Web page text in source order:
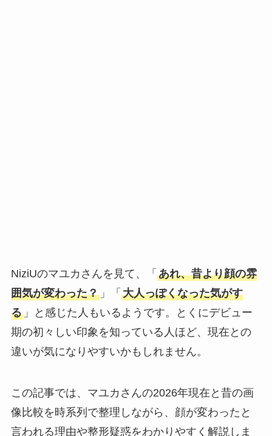
NiziUのマユカさんを見て、「 あれ、昔より顔の雰
囲気が変わった？」「 大人っぽくなった気がす
る」と感じた人もいるようです。とくにデビュー
期の初々しい印象を知っている人ほど、現在との
違いが気になりやすいかもしれません。
この記事では、マユカさんの2026年現在と昔の画
像比較を時系列で整理しながら、顔が変わったと
言われる理由や整形疑惑をわかりやすく解説しま